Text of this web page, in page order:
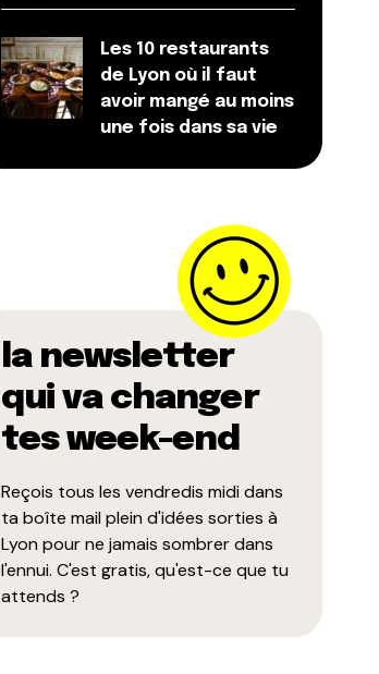
Les 10 restaurants
de Lyon où il faut
avoir mangé au moins
une fois dans sa vie
la newsletter
qui va changer
tes week-end
Reçois tous les vendredis midi dans
ta boîte mail plein d'idées sorties à
Lyon pour ne jamais sombrer dans
l'ennui. C'est gratis, qu'est-ce que tu
attends ?